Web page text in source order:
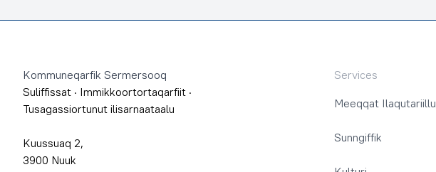
Kommuneqarfik Sermersooq
Suliffissat · Immikkoortortaqarfiit ·
Tusagassiortunut ilisarnaataalu
Kuussuaq 2,
3900 Nuuk
Services
Meeqqat Ilaqutariillu
Sunngiffik